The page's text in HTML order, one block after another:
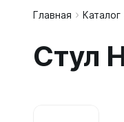
Главная Каталог
Стул